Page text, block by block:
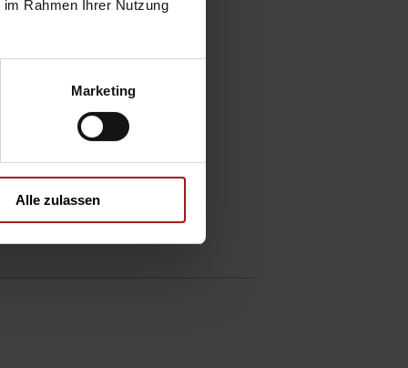
Rahmen Ihrer Nutzung
Marketing
Alle zulassen